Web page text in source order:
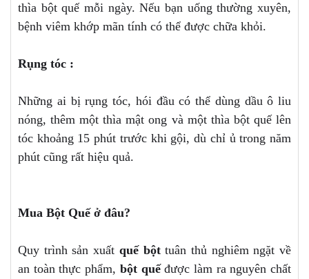
thìa bột quế mỗi ngày. Nếu bạn uống thường xuyên,
bệnh viêm khớp mãn tính có thể được chữa khỏi.
Rụng tóc :
Những ai bị rụng tóc, hói đầu có thể dùng dầu ô liu
nóng, thêm một thìa mật ong và một thìa bột quế lên
tóc khoảng 15 phút trước khi gội, dù chỉ ủ trong năm
phút cũng rất hiệu quả.
Mua Bột Quế ở đâu?
Quy trình sản xuất quế bộttuân thủ nghiêm ngặt về
an toàn thực phẩm, bột quếđược làm ra nguyên chất